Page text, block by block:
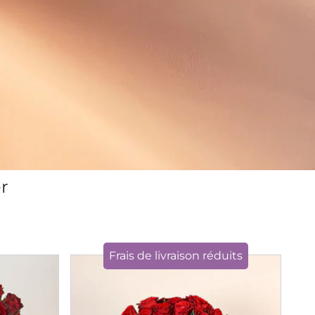
Frais de livraison réduits